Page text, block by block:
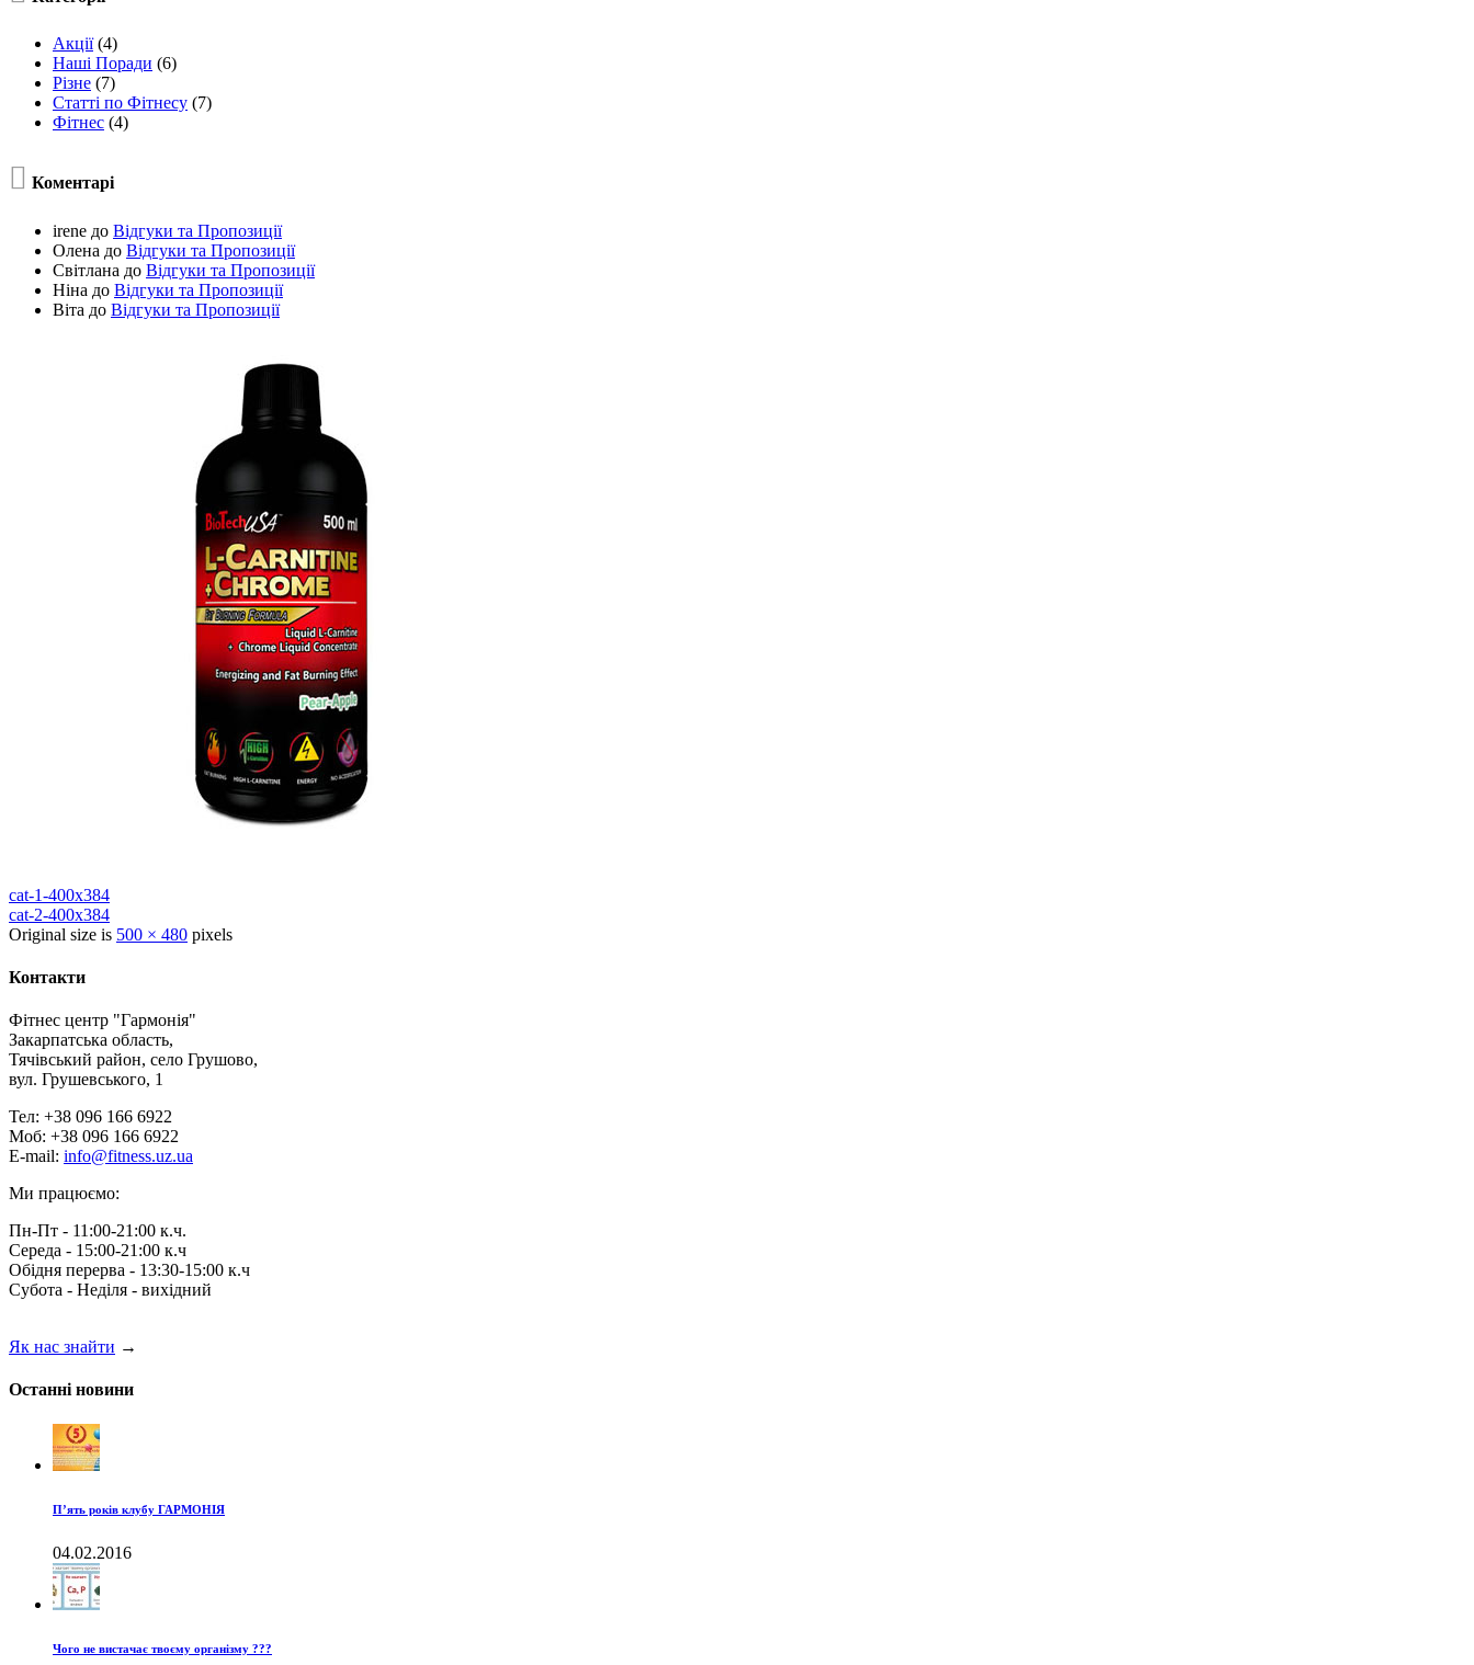
Акції(4)
Наші Поради (6)
Різне (7)
Статті по Фітнесу (7)
Фітнес (4)
 Коментарі
irene до Відгуки та Пропозиції
Олена до Відгуки та Пропозиції
Світлана до Відгуки та Пропозиції
Ніна до Відгуки та Пропозиції
Віта до Відгуки та Пропозиції
cat-1-400x384
cat-2-400x384
Original size is 500 × 480 pixels
Контакти
Фітнес центр "Гармонія"
Закарпатська область,
Тячівський район, село Грушово,
вул. Грушевського, 1
Тел: +38 096 166 6922
Моб: +38 096 166 6922
E-mail: info@fitness.uz.ua
Ми працюємо:
Пн-Пт - 11:00-21:00 к.ч.
Середа - 15:00-21:00 к.ч
Обідня перерва - 13:30-15:00 к.ч
Субота - Неділя - вихідний
Як нас знайти →
Останні новини
П’ять років клубу ГАРМОНІЯ
04.02.2016
Чого не вистачає твоєму організму ???